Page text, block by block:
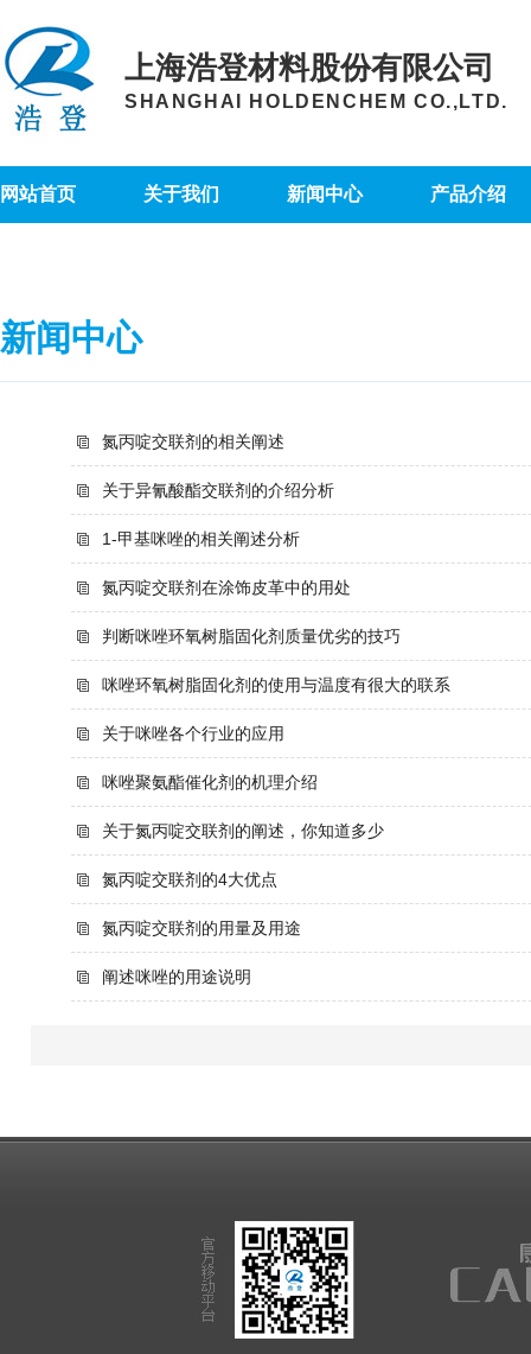
上海浩登材料股份有限公司
SHANGHAI HOLDENCHEM CO.,LTD.
网站首页 关于我们 新闻中心 产品介绍
新闻中心
氮丙啶交联剂的相关阐述
关于异氰酸酯交联剂的介绍分析
1-甲基咪唑的相关阐述分析
氮丙啶交联剂在涂饰皮革中的用处
判断咪唑环氧树脂固化剂质量优劣的技巧
咪唑环氧树脂固化剂的使用与温度有很大的联系
关于咪唑各个行业的应用
咪唑聚氨酯催化剂的机理介绍
关于氮丙啶交联剂的阐述，你知道多少
氮丙啶交联剂的4大优点
氮丙啶交联剂的用量及用途
阐述咪唑的用途说明